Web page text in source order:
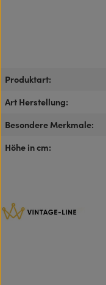
Produktart:
Art Herstellung:
Besondere Merkmale:
Höhe in cm: